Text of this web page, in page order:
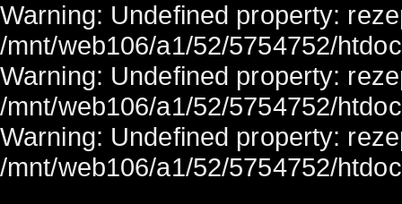
Warning: Undefined property:
/mnt/web106/a1/52/5754752/
Warning: Undefined property:
/mnt/web106/a1/52/5754752/
Warning: Undefined property:
/mnt/web106/a1/52/5754752/